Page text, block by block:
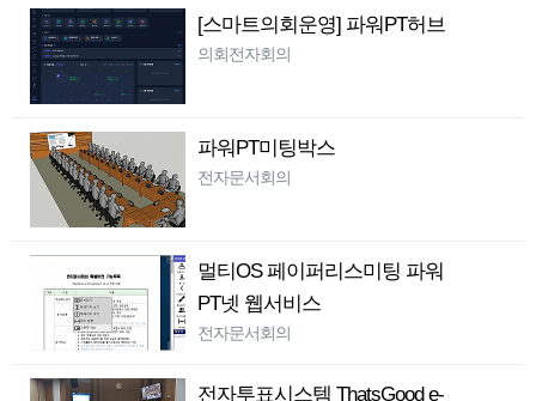
로그인 회원가입
[스마트의회운영] 파워PT허브
의회전자회의
파워PT미팅박스
전자문서회의
멀티OS 페이퍼리스미팅 파워
PT넷 웹서비스
전자문서회의
전자투표시스템 ThatsGood e-